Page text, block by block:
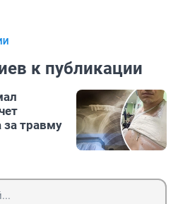
к публикации
за травму